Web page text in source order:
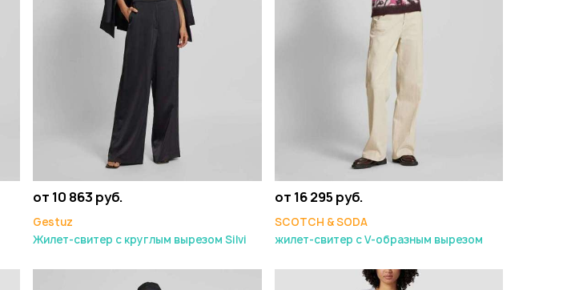
от 10 863 руб.
Gestuz
Жилет-свитер с круглым вырезом Silvi
от 16 295 руб.
SCOTCH & SODA
жилет-свитер с V-образным вырезом